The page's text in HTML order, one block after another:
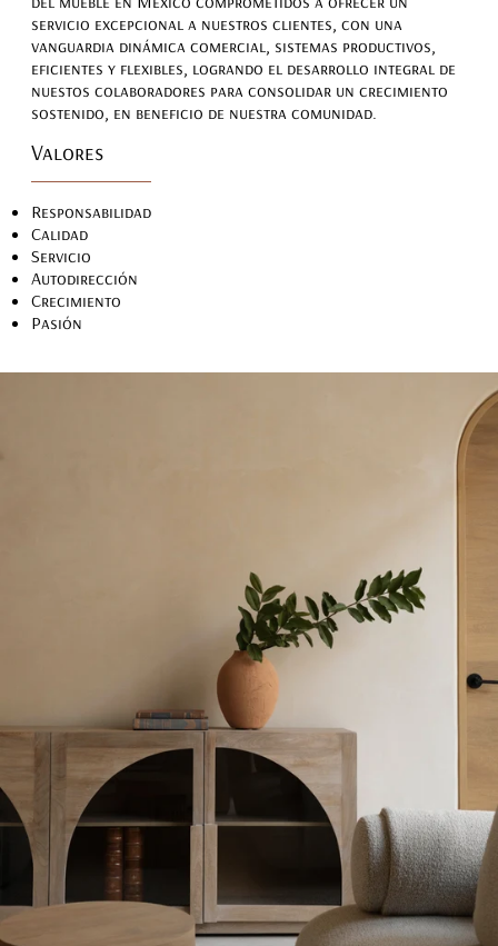
servicio excepcional a nuestros clientes, con una
vanguardia dinámica comercial, sistemas productivos,
eficientes y flexibles, logrando el desarrollo integral de
nuestos colaboradores para consolidar un crecimiento
sostenido, en beneficio de nuestra comunidad.
Valores
Responsabilidad
Calidad
Servicio
Autodirección
Crecimiento
Pasión